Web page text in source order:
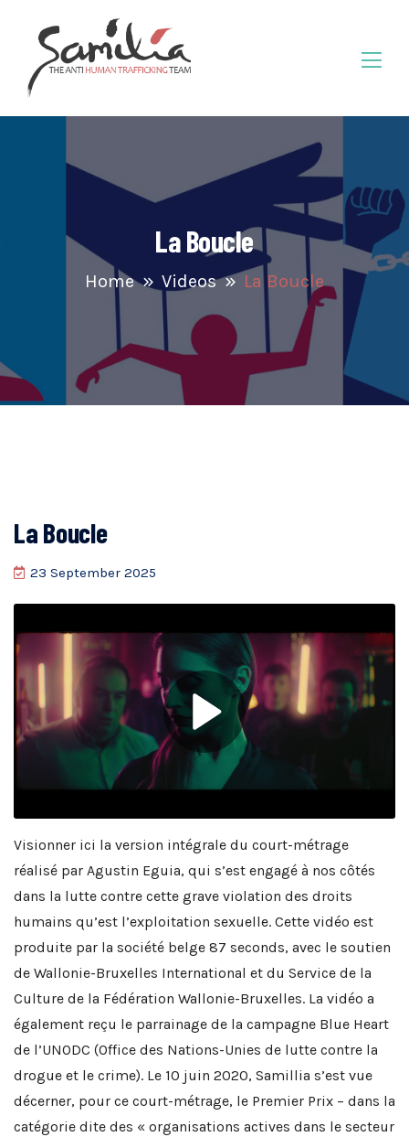
La Boucle
Home Videos La Boucle
La Boucle
23 September 2025
Visionner ici la version intégrale du court-métrage
réalisé par Agustin Eguia, qui s’est engagé à nos côtés
dans la lutte contre cette grave violation des droits
humains qu’est l’exploitation sexuelle. Cette vidéo est
produite par la société belge 87 seconds, avec le soutien
de Wallonie-Bruxelles International et du Service de la
Culture de la Fédération Wallonie-Bruxelles. La vidéo a
également reçu le parrainage de la campagne Blue Heart
de l’UNODC (Office des Nations-Unies de lutte contre la
drogue et le crime). Le 10 juin 2020, Samillia s’est vue
décerner, pour ce court-métrage, le Premier Prix – dans la
catégorie dite des « organisations actives dans le secteur